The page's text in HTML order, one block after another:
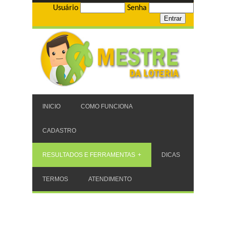
Usuário Senha
INICIO COMO FUNCIONA
CADASTRO
RESULTADOS E FERRAMENTAS DICAS
TERMOS ATENDIMENTO